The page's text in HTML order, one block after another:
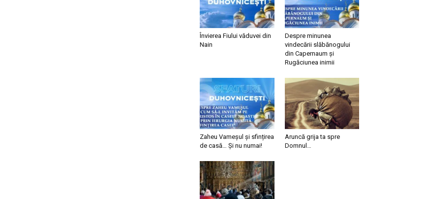
Învierea Fiului văduvei din
Nain
Despre minunea
vindecării slăbănogului
din Capernaum și
Rugăciunea inimii
Zaheu Vameșul și sfințirea
de casă… Și nu numai!
Aruncă grija ta spre
Domnul…